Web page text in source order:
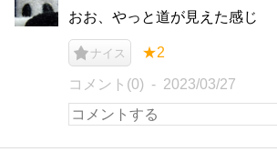
おお、やっと道が見えた感じ
ナイス ★2
コメント(0) 2023/03/27